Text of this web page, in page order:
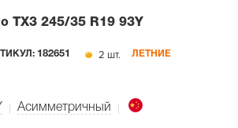
TX3 245/35 R19 93Y
182651 2 шт. ЛЕТНИЕ
Асимметричный